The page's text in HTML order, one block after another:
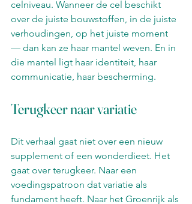
celniveau. Wanneer de cel beschikt
over de juiste bouwstoffen, in de juiste
verhoudingen, op het juiste moment
— dan kan ze haar mantel weven. En in
die mantel ligt haar identiteit, haar
communicatie, haar bescherming.
Terugkeer naar variatie
Dit verhaal gaat niet over een nieuw
supplement of een wonderdieet. Het
gaat over terugkeer. Naar een
voedingspatroon dat variatie als
fundament heeft. Naar het Groenrijk als